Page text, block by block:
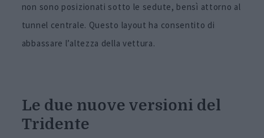
non sono posizionati sotto le sedute, bensì attorno al
tunnel centrale. Questo layout ha consentito di
abbassare l’altezza della vettura.
Le due nuove versioni del
Tridente